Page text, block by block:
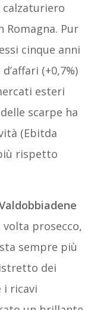
calzaturiero
Romagna. Pur
cinque anni
(+0,7%)
esteri
scarpe ha
(Ebitda
rispetto
volta prosecco,
sempre più
dei
i ricavi